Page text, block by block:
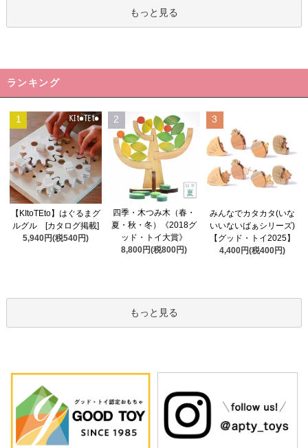
もっと見る
ランキング
1
【KItoTEto】はぐるまグ
ルグル [カタログ掲載]
5,940円(税540円)
2
四季・木つみ木（春・
夏・秋・冬）《2018グ
ッド・トイ大賞》
8,800円(税800円)
3
みんなでカタカタ(いな
いいないばぁシリーズ)
【グッド・トイ2025】
4,400円(税400円)
もっと見る